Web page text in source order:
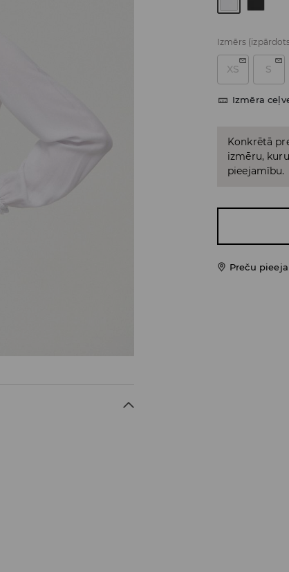
Izmērs
XS S
Izmēra
Konkrētā
izmēru,
pieejamību.
Preču